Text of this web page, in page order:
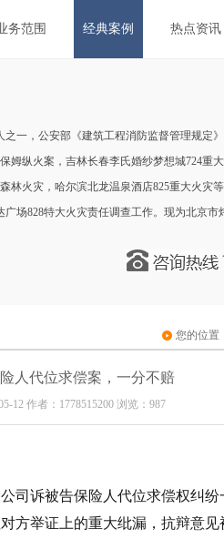
务范围 经典案例 热点资讯
一，公安部《建筑工程消防监督管理规定
姆纵火案，吉林长春李氏婚纱梦想城724重
林火灾，哈尔滨北龙温泉酒店825重大火灾
场828特大火灾责任调查工作。现为北京市
您的位置
人代位求偿案，一分不赔
12 作者：1778515200 浏览：987
司诉被告保险人代位求偿权纠
方举证上的重大纰漏，抗辩意